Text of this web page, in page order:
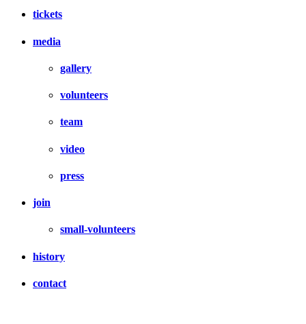
tickets
media
gallery
volunteers
team
video
press
join
small-volunteers
history
contact